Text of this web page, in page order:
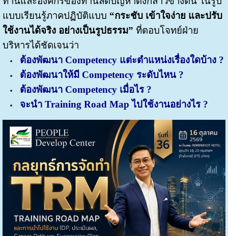
แบบเรียนรู้ภาคปฏิบัติแบบ “กระชับ เข้าใจง่าย และปรับ
ใช้งานได้จริง อย่างเป็นรูปธรรม” ที่ตอบโจทย์ฝ่าย
บริหารได้ชัดเจนว่า
ต้องพัฒนา Competency แต่ะตำแหน่งเรื่องใดบ้าง ?
ต้องพัฒนาให้มี Competency ระดับไหน ?
ต้องพัฒนา Competency เมื่อไร ?
จะนำ Training Road Map ไปใช้งานอย่างไร ?